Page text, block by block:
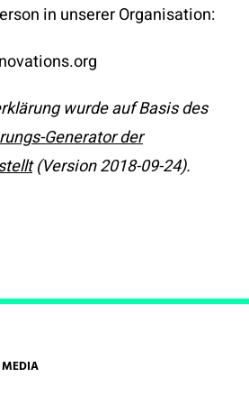
in unserer Organisation:
wurde auf Basis des
Generator der
(Version 2018-09-24).
MEDIA